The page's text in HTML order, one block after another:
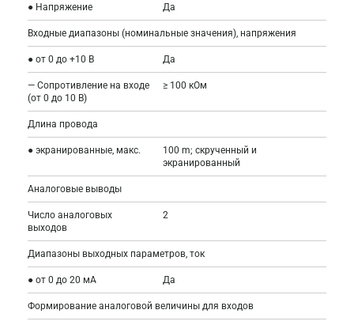
● Напряжение Да
Входные диапазоны (номинальные значения), напряжения
● от 0 до +10 В Да
— Сопротивление на входе
(от 0 до 10 В)
≥ 100 кОм
Длина провода
● экранированные, макс.
100 m; скрученный и
экранированный
Аналоговые выводы
Число аналоговых
выходов
2
Диапазоны выходных параметров, ток
● от 0 до 20 мА Да
Формирование аналоговой величины для входов